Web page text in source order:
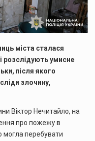
міста сталася
розслідують умисне
після якого
злочину,
Віктор Нечитайло, на
про пожежу в
могла перебувати